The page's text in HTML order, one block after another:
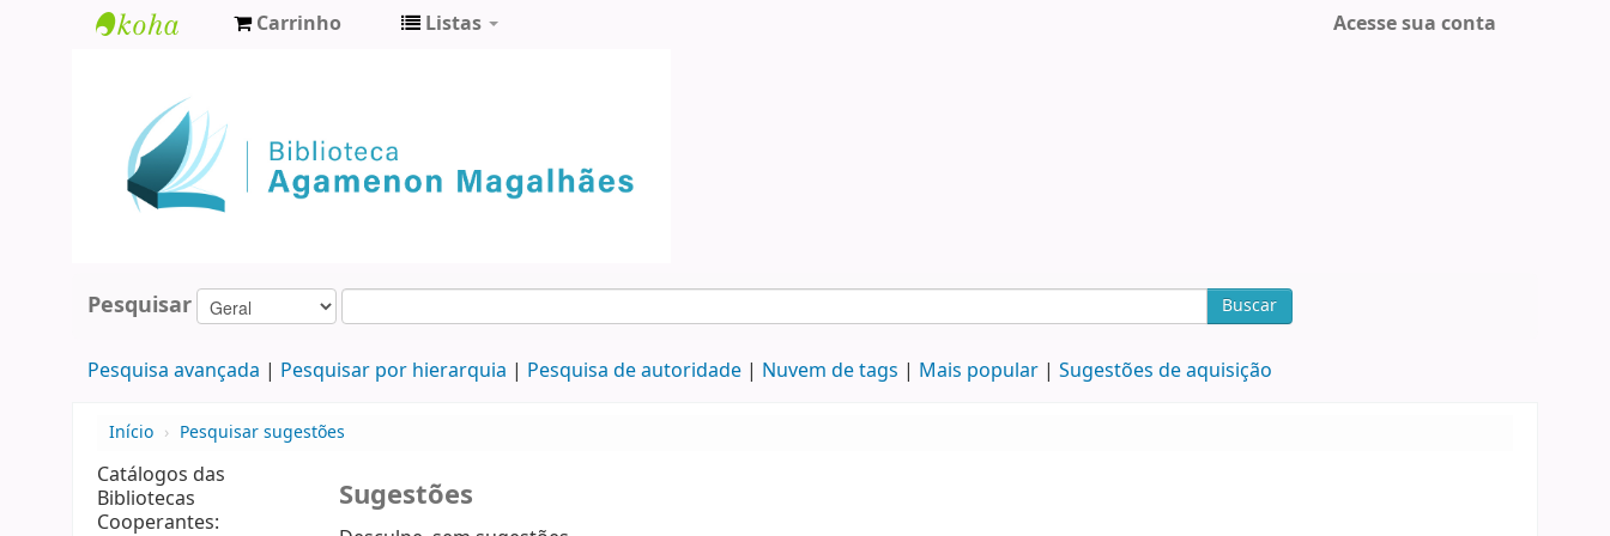
Agamenon
Magalhães
Carrinho Listas Acesse sua conta
Pesquisar Buscar
Pesquisa avançada Pesquisar por hierarquia Pesquisa de autoridade Nuvem de tags Mais popular Sugestões de aquisição
Início › Pesquisar sugestões
Catálogos das
Bibliotecas
Cooperantes:
Sugestões